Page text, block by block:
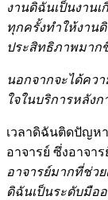
งานดิฉันเป็นงานเ
ทุกครั้งทำให้งาน
ประสิทธิภาพมาก
นอกจากจะได้คว
ใจในบริการหลัง
เวลาดิฉันติดปัญห
อาจารย์ ซึ่งอาจา
อาจารย์มากที่ช่ว
ดิฉันเป็นระดับมือ